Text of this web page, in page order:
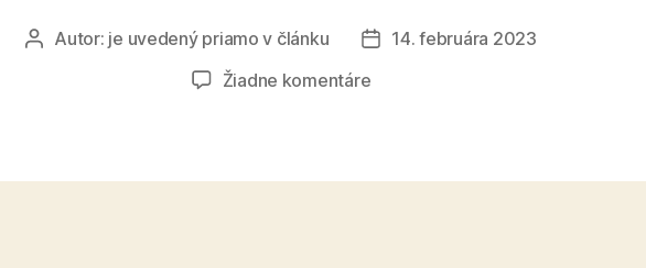
AutorAutor: je uvedený priamo v článku
Dátum
14. februára 2023
Žiadne komentárena
sviatku